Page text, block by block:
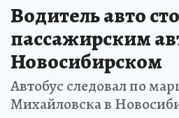
Водитель авто
пассажирским
Новосибирском
Автобус следовал по
Михайловска в